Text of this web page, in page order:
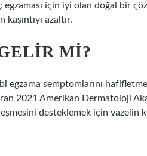
egzaması için iyi olan doğal bir
azaltır.
MI?
semptomlarını
2021 Amerikan Dermatoloji
desteklemek için vazelin